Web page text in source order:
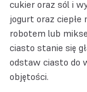
cukier oraz sól i
jogurt oraz
robotem lub
ciasto stanie się
odstaw ciasto do
objętości.